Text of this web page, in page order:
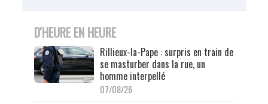
D'HEURE EN HEURE
Rillieux-la-Pape : surpris en train de
se masturber dans la rue, un
homme interpellé
07/08/26